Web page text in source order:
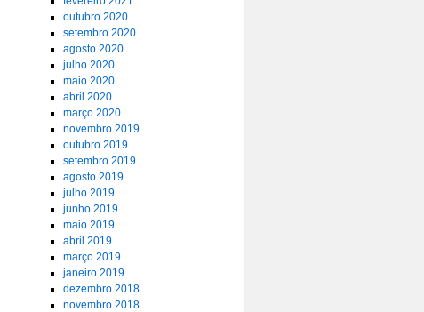
outubro 2020
setembro 2020
agosto 2020
julho 2020
maio 2020
abril 2020
março 2020
novembro 2019
outubro 2019
setembro 2019
agosto 2019
julho 2019
junho 2019
maio 2019
abril 2019
março 2019
janeiro 2019
dezembro 2018
novembro 2018